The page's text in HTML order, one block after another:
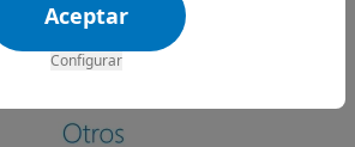
a encantar se encuentra en el
Aceptar
Configurar